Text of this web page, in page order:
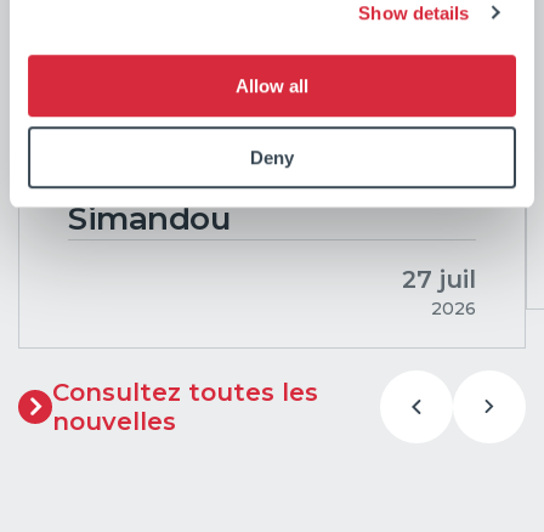
Show details
Allow all
Deny
CSL célèbre la livraison du
premier navire d’une
flotte de transbordement
de classe mondiale
destinée au projet
Simandou
27 juil
2026
Consultez toutes les
nouvelles